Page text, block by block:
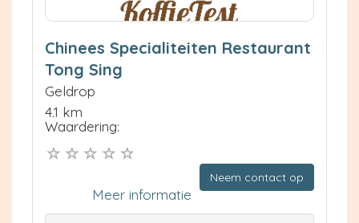
Chinees Specialiteiten Restaurant
Tong Sing
Geldrop
4.1 km
Waardering:
Neem contact op
Meer informatie